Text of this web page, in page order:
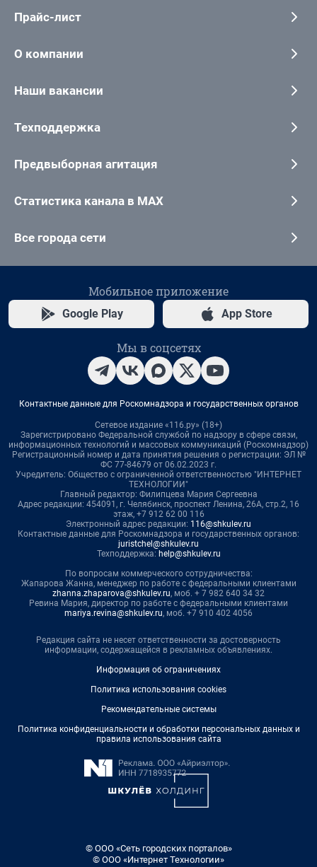
Прайс-лист
О компании
Наши вакансии
Техподдержка
Предвыборная агитация
Статистика канала в MAX
Все города сети
Мобильное приложение
Google Play App Store
Мы в соцсетях
Контактные данные для Роскомнадзора и государственных органов
Сетевое издание «116.ру» (18+)
Зарегистрировано Федеральной службой по надзору в сфере связи,
информационных технологий и массовых коммуникаций (Роскомнадзор)
Регистрационный номер и дата принятия решения о регистрации: ЭЛ №
ФС 77-84679 от 06.02.2023 г.
Учредитель: Общество с ограниченной ответственностью "ИНТЕРНЕТ
ТЕХНОЛОГИИ"
Главный редактор: Филипцева Мария Сергеевна
Адрес редакции: 454091, г. Челябинск, проспект Ленина, 26А, стр.2, 16
этаж, +7 912 62 00 116
Электронный адрес редакции: 116@shkulev.ru
Контактные данные для Роскомнадзора и государственных органов:
juristchel@shkulev.ru
Техподдержка: help@shkulev.ru
По вопросам коммерческого сотрудничества:
Жапарова Жанна, менеджер по работе с федеральными клиентами
zhanna.zhaparova@shkulev.ru, моб. + 7 982 640 34 32
Ревина Мария, директор по работе с федеральными клиентами
mariya.revina@shkulev.ru, моб. +7 910 402 4056
Редакция сайта не несет ответственности за достоверность
информации, содержащейся в рекламных объявлениях.
Информация об ограничениях
Политика использования cookies
Рекомендательные системы
Политика конфиденциальности и обработки персональных данных и
правила использования сайта
© ООО «Сеть городских порталов»
© ООО «Интернет Технологии»